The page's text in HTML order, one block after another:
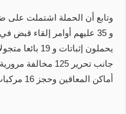
أماكن المعاقين وحجز 16 مركبات مخالفة ومطلوبة.